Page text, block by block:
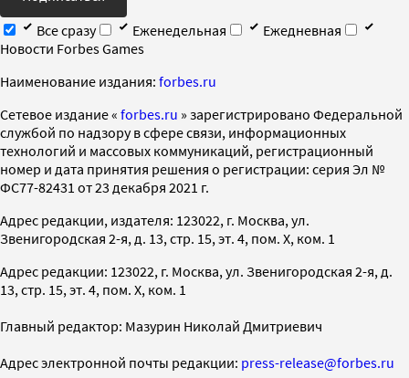
Все сразу
Еженедельная
Ежедневная
Новости Forbes Games
Наименование издания: forbes.ru
Cетевое издание « forbes.ru » зарегистрировано Федеральной
службой по надзору в сфере связи, информационных
технологий и массовых коммуникаций, регистрационный
номер и дата принятия решения о регистрации: серия Эл №
ФС77-82431 от 23 декабря 2021 г.
Адрес редакции, издателя: 123022, г. Москва, ул.
Звенигородская 2-я, д. 13, стр. 15, эт. 4, пом. X, ком. 1
Адрес редакции: 123022, г. Москва, ул. Звенигородская 2-я, д.
13, стр. 15, эт. 4, пом. X, ком. 1
Главный редактор: Мазурин Николай Дмитриевич
Адрес электронной почты редакции: press-release@forbes.ru